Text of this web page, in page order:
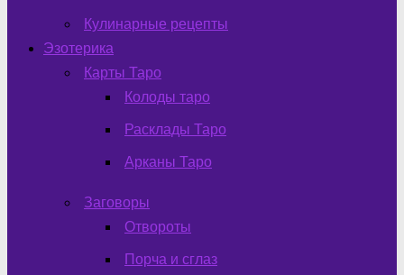
Кулинарные рецепты
Эзотерика
Карты Таро
Колоды таро
Расклады Таро
Арканы Таро
Заговоры
Отвороты
Порча и сглаз